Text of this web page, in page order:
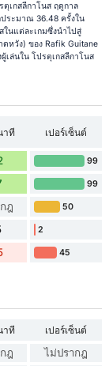
เกสลีกาโนส ฤดูกาล
ประมาณ 36.48 ครั้งใน
ในแต่ละเกมซึ่งนำไปสู่
หวัง) ของ Rafik Guitane
เล่นใน โปรตุเกสลีกาโนส
าที เปอร์เซ็นต์
99
99
ฎ 50
2
45
าที
เปอร์เซ็นต์
ฎ ไม่ปรากฎ